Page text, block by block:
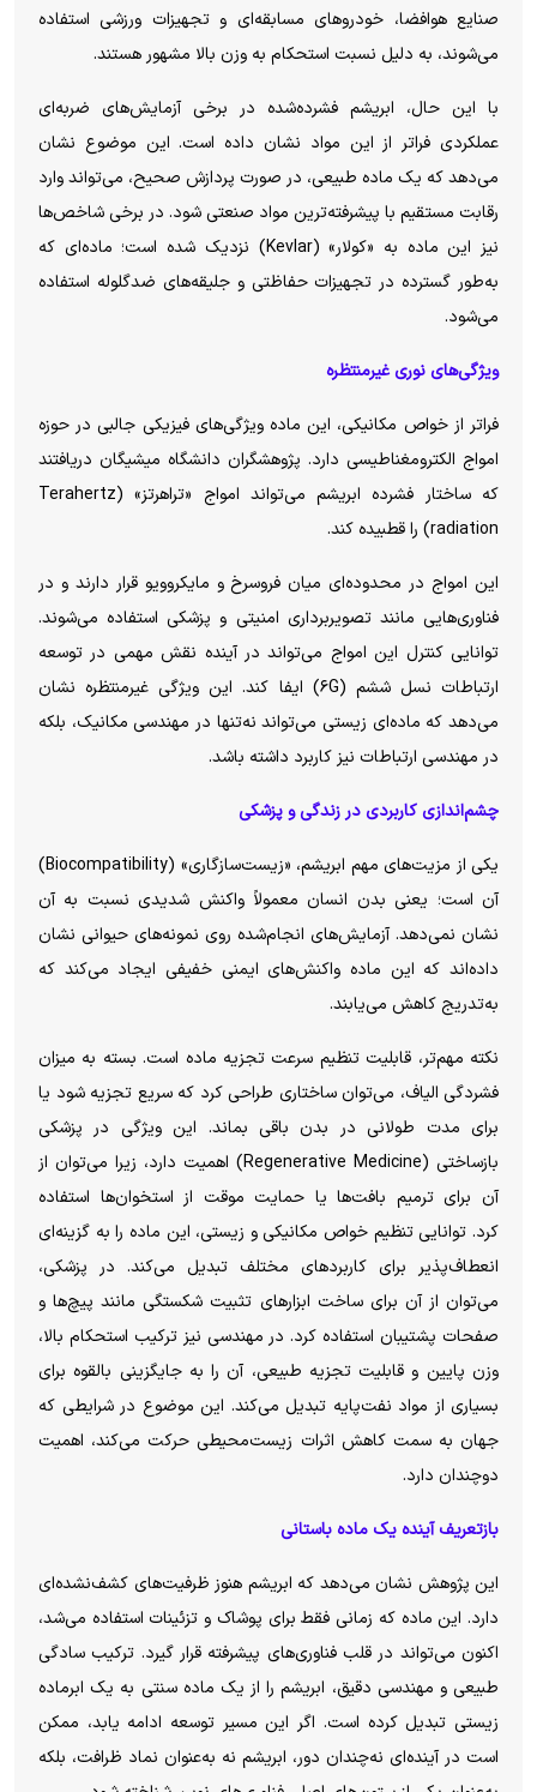
صنایع هوافضا، خودرو‌های مسابقه‌ای و تجهیزات ورزشی استفاده
می‌شوند، به دلیل نسبت استحکام به وزن بالا مشهور هستند.
با این حال، ابریشم فشرده‌شده در برخی آزمایش‌های ضربه‌ای
عملکردی فراتر از این مواد نشان داده است. این موضوع نشان
می‌دهد که یک ماده طبیعی، در صورت پردازش صحیح، می‌تواند وارد
رقابت مستقیم با پیشرفته‌ترین مواد صنعتی شود. در برخی شاخص‌ها
نیز این ماده به «کولار» (Kevlar) نزدیک شده است؛ ماده‌ای که
به‌طور گسترده در تجهیزات حفاظتی و جلیقه‌های ضدگلوله استفاده
می‌شود.
ویژگی‌های نوری غیرمنتظره
فراتر از خواص مکانیکی، این ماده ویژگی‌های فیزیکی جالبی در حوزه
امواج الکترومغناطیسی دارد. پژوهشگران دانشگاه میشیگان دریافتند
که ساختار فشرده ابریشم می‌تواند امواج «تراهرتز» (Terahertz
radiation) را قطبیده کند.
این امواج در محدوده‌ای میان فروسرخ و مایکروویو قرار دارند و در
فناوری‌هایی مانند تصویربرداری امنیتی و پزشکی استفاده می‌شوند.
توانایی کنترل این امواج می‌تواند در آینده نقش مهمی در توسعه
ارتباطات نسل ششم (۶G) ایفا کند. این ویژگی غیرمنتظره نشان
می‌دهد که ماده‌ای زیستی می‌تواند نه‌تنها در مهندسی مکانیک، بلکه
در مهندسی ارتباطات نیز کاربرد داشته باشد.
چشم‌اندازی کاربردی در زندگی و پزشکی
یکی از مزیت‌های مهم ابریشم، «زیست‌سازگاری» (Biocompatibility)
آن است؛ یعنی بدن انسان معمولاً واکنش شدیدی نسبت به آن
نشان نمی‌دهد. آزمایش‌های انجام‌شده روی نمونه‌های حیوانی نشان
داده‌اند که این ماده واکنش‌های ایمنی خفیفی ایجاد می‌کند که
به‌تدریج کاهش می‌یابند.
نکته مهم‌تر، قابلیت تنظیم سرعت تجزیه ماده است. بسته به میزان
فشردگی الیاف، می‌توان ساختاری طراحی کرد که سریع تجزیه شود یا
برای مدت طولانی در بدن باقی بماند. این ویژگی در پزشکی
بازساختی (Regenerative Medicine) اهمیت دارد، زیرا می‌توان از
آن برای ترمیم بافت‌ها یا حمایت موقت از استخوان‌ها استفاده
کرد. توانایی تنظیم خواص مکانیکی و زیستی، این ماده را به گزینه‌ای
انعطاف‌پذیر برای کاربرد‌های مختلف تبدیل می‌کند. در پزشکی،
می‌توان از آن برای ساخت ابزار‌های تثبیت شکستگی مانند پیچ‌ها و
صفحات پشتیبان استفاده کرد. در مهندسی نیز ترکیب استحکام بالا،
وزن پایین و قابلیت تجزیه طبیعی، آن را به جایگزینی بالقوه برای
بسیاری از مواد نفت‌پایه تبدیل می‌کند. این موضوع در شرایطی که
جهان به سمت کاهش اثرات زیست‌محیطی حرکت می‌کند، اهمیت
دوچندان دارد.
بازتعریف آینده یک ماده باستانی
این پژوهش نشان می‌دهد که ابریشم هنوز ظرفیت‌های کشف‌نشده‌ای
دارد. این ماده که زمانی فقط برای پوشاک و تزئینات استفاده می‌شد،
اکنون می‌تواند در قلب فناوری‌های پیشرفته قرار گیرد. ترکیب سادگی
طبیعی و مهندسی دقیق، ابریشم را از یک ماده سنتی به یک ابرماده
زیستی تبدیل کرده است. اگر این مسیر توسعه ادامه یابد، ممکن
است در آینده‌ای نه‌چندان دور، ابریشم نه به‌عنوان نماد ظرافت، بلکه